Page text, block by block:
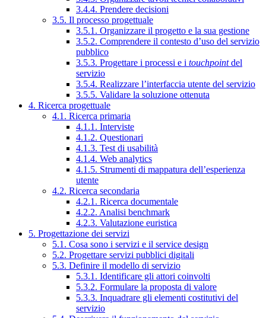
3.4.4. Prendere decisioni
3.5. Il processo progettuale
3.5.1. Organizzare il progetto e la sua gestione
3.5.2. Comprendere il contesto d’uso del servizio
pubblico
3.5.3. Progettare i processi e i touchpointdel
servizio
3.5.4. Realizzare l’interfaccia utente del servizio
3.5.5. Validare la soluzione ottenuta
4. Ricerca progettuale
4.1. Ricerca primaria
4.1.1. Interviste
4.1.2. Questionari
4.1.3. Test di usabilità
4.1.4. Web analytics
4.1.5. Strumenti di mappatura dell’esperienza
utente
4.2. Ricerca secondaria
4.2.1. Ricerca documentale
4.2.2. Analisi benchmark
4.2.3. Valutazione euristica
5. Progettazione dei servizi
5.1. Cosa sono i servizi e il service design
5.2. Progettare servizi pubblici digitali
5.3. Definire il modello di servizio
5.3.1. Identificare gli attori coinvolti
5.3.2. Formulare la proposta di valore
5.3.3. Inquadrare gli elementi costitutivi del
servizio